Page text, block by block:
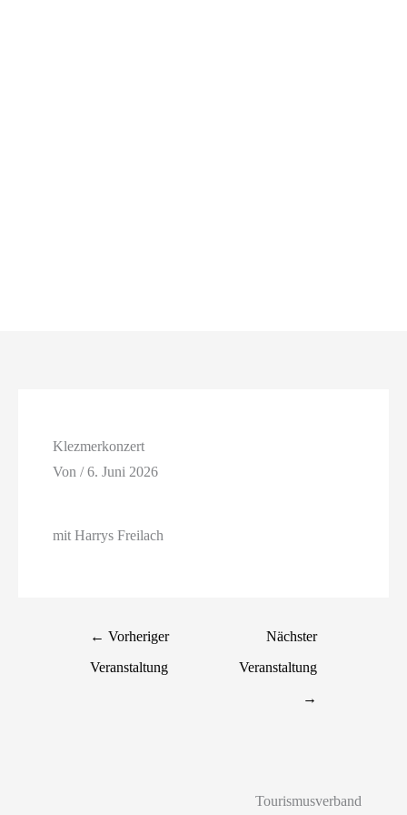
Klezmerkonzert
Von/6. Juni 2026
mit Harrys Freilach
← Vorheriger
Veranstaltung
Nächster
Veranstaltung
→
Tourismusverband